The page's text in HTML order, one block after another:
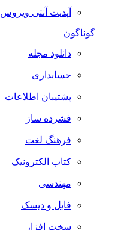
آپدیت آنتی ویروس
گوناگون
دانلود مجله
حسابداری
پشتیبان اطلاعات
فشرده ساز
فرهنگ لغت
کتاب الکترونیک
مهندسی
فایل و دیسک
سخت افزار